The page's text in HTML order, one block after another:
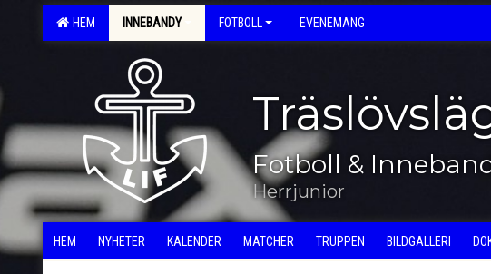
HEM INNEBANDY FOTBOLL EVENEMANG
Fotboll &
Herrjunior
HEM NYHETER KALENDER MATCHER TRUPPEN BILDGALLERI